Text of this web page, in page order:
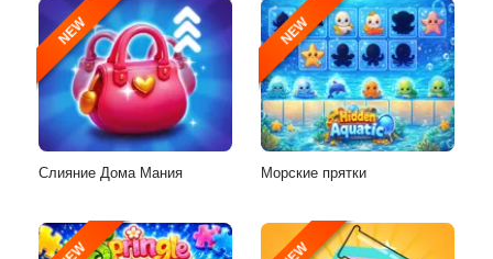
NEW
Слияние Дома Мания
NEW
Морские прятки